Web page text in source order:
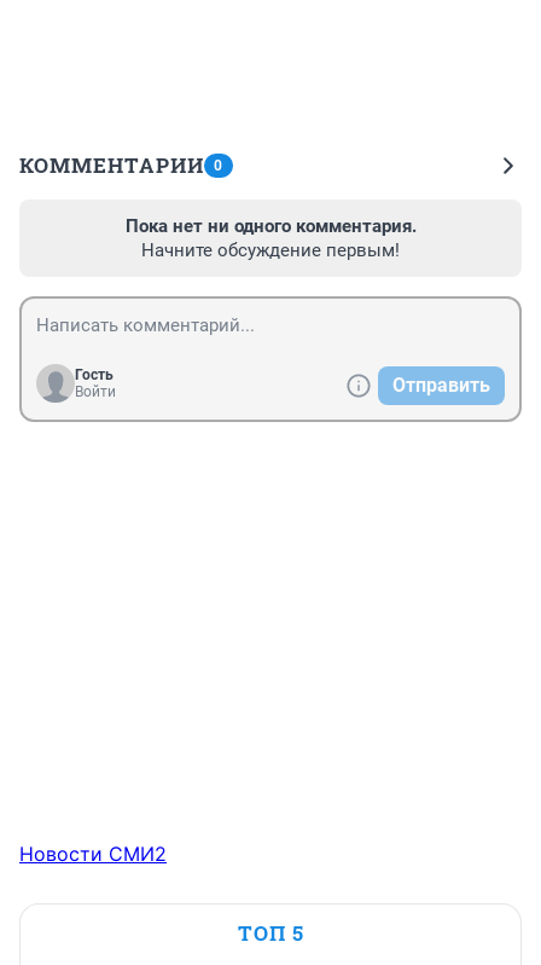
КОММЕНТАРИИ 0
Пока нет ни одного комментария.
Начните обсуждение первым!
Гость
Войти
Отправить
Новости СМИ2
ТОП 5